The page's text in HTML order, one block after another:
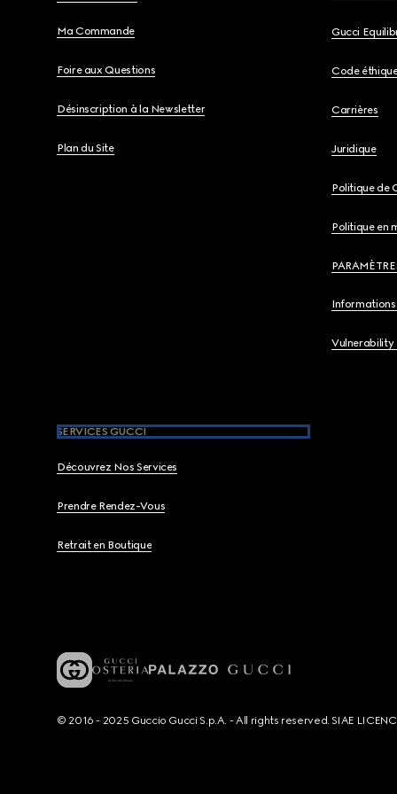
Ma Commande
Foire aux Questions
Désinscription à la Newsletter
Plan du Site
Gucci
Code
Carrières
Juridique
Politique de
Politique en
Informations
Vulnerability
SERVICES GUCCI
Découvrez Nos Services
Prendre Rendez-Vous
Retrait en Boutique
© 2016 - 2025 Guccio Gucci S.p.A. - All rights reserved. SIAE